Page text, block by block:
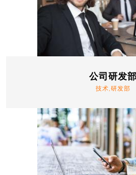
公司研发部
技术,研发部